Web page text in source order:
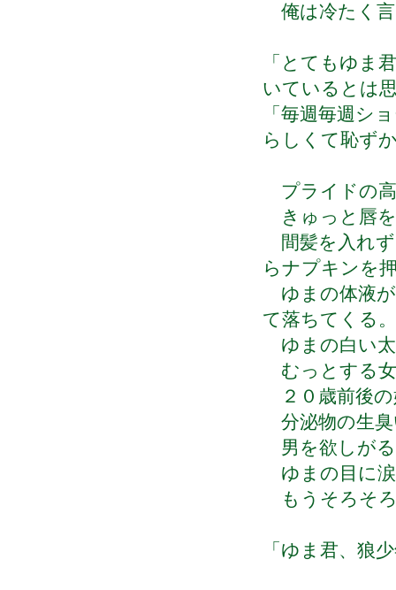
俺は冷たく
「とてもゆま
いているとは
「毎週毎週シ
らしくて恥ず
プライドの
きゅっと唇
間髪を入れ
らナプキンを
ゆまの体液
て落ちてくる。
ゆまの白い太
むっとする
２０歳前後の
分泌物の生
男を欲しが
ゆまの目に
もうそろそ
「ゆま君、狼